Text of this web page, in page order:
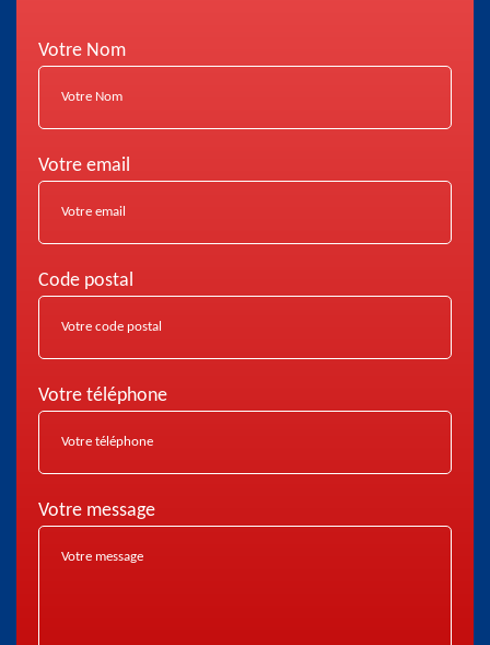
Votre Nom
Votre email
Code postal
Votre téléphone
Votre message